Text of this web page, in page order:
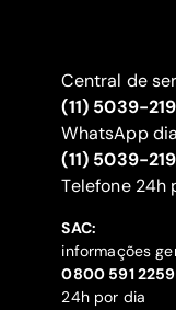
Central de
(11) 5039-
WhatsApp
(11) 5039-
‍Telefone 24h
SAC:
informações
‍0800 591 2259
24h por dia